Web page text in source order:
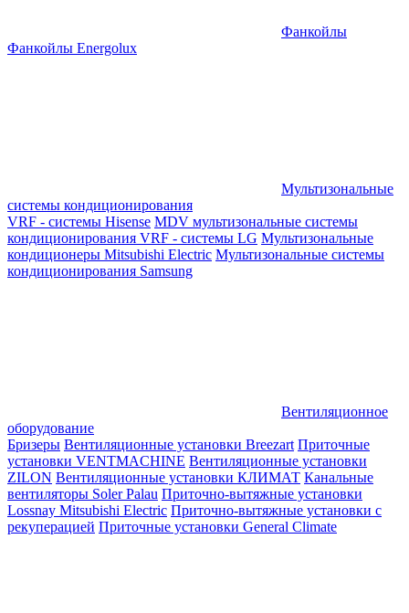
Фанкойлы
Фанкойлы Energolux
Мультизональные
системы кондиционирования
VRF - системы Hisense MDV мультизональные системы
кондиционирования VRF - системы LG Мультизональные
кондиционеры Mitsubishi Electric Мультизональные системы
кондиционирования Samsung
Вентиляционное
оборудование
Бризеры Вентиляционные установки Breezart Приточные
установки VENTMACHINE Вентиляционные установки
ZILON Вентиляционные установки КЛИМАТ Канальные
вентиляторы Soler Palau Приточно-вытяжные установки
Lossnay Mitsubishi Electric Приточно-вытяжные установки с
рекуперацией Приточные установки General Climate